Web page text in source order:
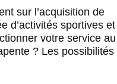
sur l’acquisition de
d’activités sportives et
votre service au
? Les possibilités